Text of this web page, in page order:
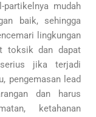
mudah
baik, sehingga
lingkungan
toksik dan dapat
serius jika terjadi
pengemasan lead
dan harus
ketahanan